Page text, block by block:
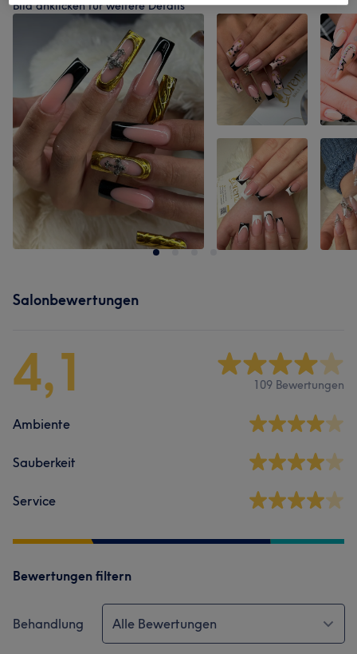
Bild anklicken für weitere Details
Salonbewertungen
4,1 109 Bewertungen
Ambiente
Sauberkeit
Service
Bewertungen filtern
Behandlung Alle Bewertungen